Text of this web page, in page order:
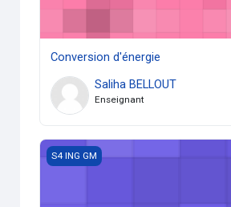
Conversion d'énergie
Saliha BELLOUT
Enseignant
Résistance des matériaux (ING2GM)
S4 ING GM